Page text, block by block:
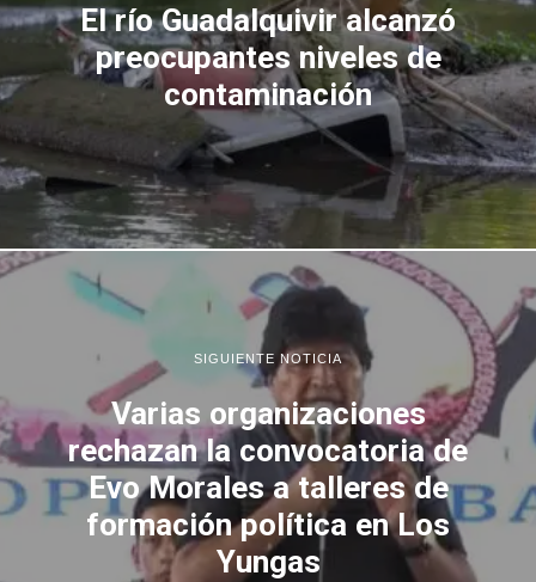
El río Guadalquivir alcanzó
preocupantes niveles de
contaminación
SIGUIENTE NOTICIA
Varias organizaciones
rechazan la convocatoria de
Evo Morales a talleres de
formación política en Los
Yungas